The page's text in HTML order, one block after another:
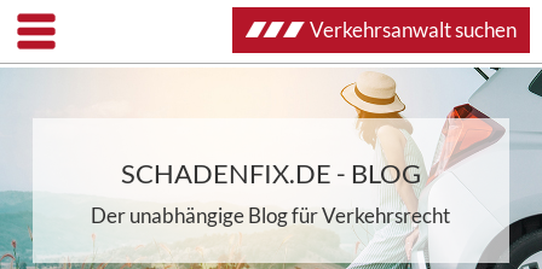
SCHADENFIX.DE - BLOG
Der unabhängige Blog für Verkehrsrecht
Verkehrsanwalt suchen